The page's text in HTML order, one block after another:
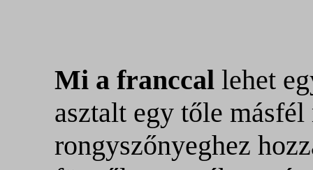
Mi a franccal lehet
asztalt egy tőle
rongyszőnyeghez